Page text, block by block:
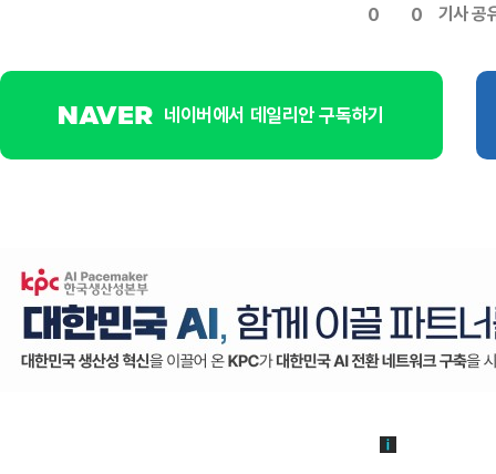
0 0 기사 공
네이버에서 데일리안 구독하기